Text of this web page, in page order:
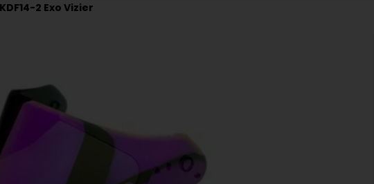
2 Exo Vizier